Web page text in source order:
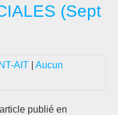
(Sept
AIT
Aucun
publié en